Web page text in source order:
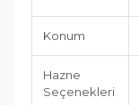
Konum
Hazne
Seçenekleri